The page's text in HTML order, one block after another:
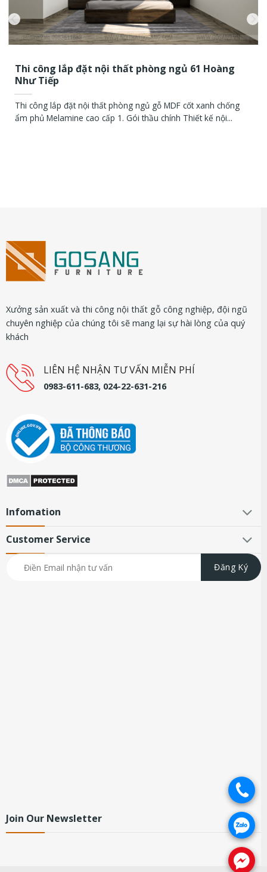
Thi công lắp đặt nội thất phòng ngủ 61 Hoàng
Như Tiếp
Thi công lắp đặt nội thất phòng ngủ gỗ MDF cốt xanh chống
ẩm phủ Melamine cao cấp 1. Gói thầu chính Thiết kế nội...
Xưởng sản xuất và thi công nội thất gỗ công nghiệp, đội ngũ
chuyên nghiệp của chúng tôi sẽ mang lại sự hài lòng của quý
khách
LIÊN HỆ NHẬN TƯ VẤN MIỄN PHÍ
0983-611-683, 024-22-631-216
Infomation
Customer Service
Join Our Newsletter
.
.
.